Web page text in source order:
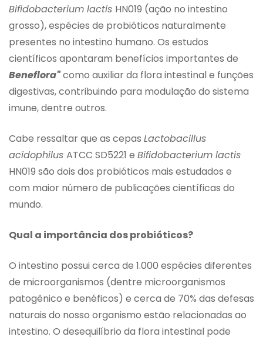
Bifidobacterium lactis HN019 (ação no intestino
grosso), espécies de probióticos naturalmente
presentes no intestino humano. Os estudos
científicos apontaram benefícios importantes de
Beneflora"como auxiliar da flora intestinal e funções
digestivas, contribuindo para modulação do sistema
imune, dentre outros.
Cabe ressaltar que as cepas Lactobacillus
acidophilus ATCC SD5221 e Bifidobacterium lactis
HN019 são dois dos probióticos mais estudados e
com maior número de publicações científicas do
mundo.
Qual a importância dos probióticos?
O intestino possui cerca de 1.000 espécies diferentes
de microorganismos (dentre microorganismos
patogênico e benéficos) e cerca de 70% das defesas
naturais do nosso organismo estão relacionadas ao
intestino. O desequilíbrio da flora intestinal pode